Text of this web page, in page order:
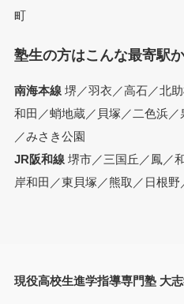
町
塾生の方はこんな最寄駅
南海本線堺／羽衣／高石／北
和田／蛸地蔵／貝塚／二色浜
／みさき公園
JR阪和線堺市／三国丘／鳳／
岸和田／東貝塚／熊取／日根野
現役高校生進学指導専門塾 大